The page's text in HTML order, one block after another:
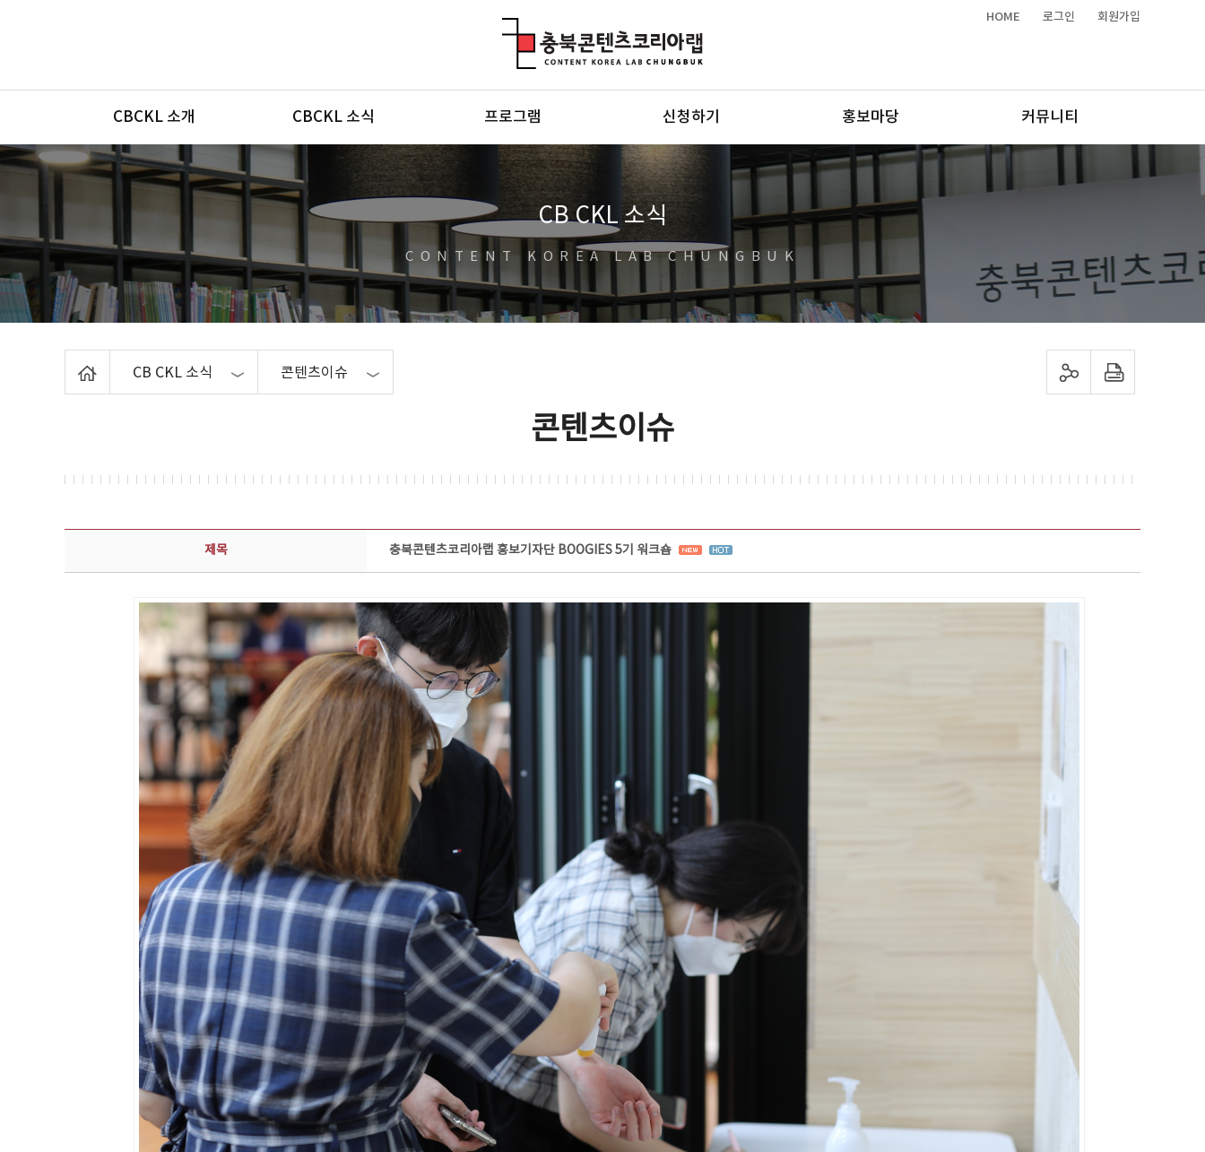
HOME 로그인 회원가입
메뉴
CBCKL 소개 CBCKL 소식 프로그램 신청하기 홍보마당 커뮤니티
CB CKL 소식
CONTENT KOREA LAB CHUNGBUK
CB CKL 소식 콘텐츠이슈 sns 공유하기 프린트하기
콘텐츠이슈
콘텐츠이슈 상세보기 - 제목, 담당부서, 담당자, 담당연락처, 내용, 첨부파일 정보 제공
제목 충북콘텐츠코리아랩 홍보기자단 BOOGIES 5기 워크숍